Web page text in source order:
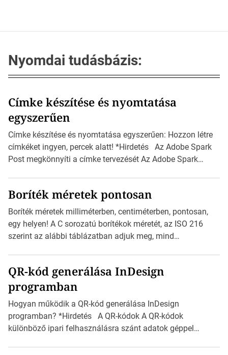
Nyomdai tudásbázis:
Címke készítése és nyomtatása
egyszerűen
Címke készítése és nyomtatása egyszerűen: Hozzon létre
címkéket ingyen, percek alatt! *Hirdetés Az Adobe Spark
Post megkönnyíti a címke tervezését Az Adobe Spark
igazán foroghatnak a kreatív fogaskerekek, miközben
zajlik a saját címke készítése. Hogyan készítsünk címkét?
Válasszon méretet és alakot: Válassza ki a kívánt címke
méretét. Akár néhány […]
Boríték méretek pontosan
Boríték méretek milliméterben, centiméterben, pontosan,
egy helyen! A C sorozatú borítékok méretét, az ISO 216
szerint az alábbi táblázatban adjuk meg, mind
mutatja az A4-es papírlaphoz viszonyítva. Az amerikai és
észak-amerikai boríték méretére az ISO 216 nem
vonatkozik. Boríték méretének táblázata C0-tól […]
QR-kód generálása InDesign
programban
Hogyan működik a QR-kód generálása InDesign
programban? *Hirdetés A QR-kódok A QR-kódok
különböző ipari felhasználásra szánt adatok géppel